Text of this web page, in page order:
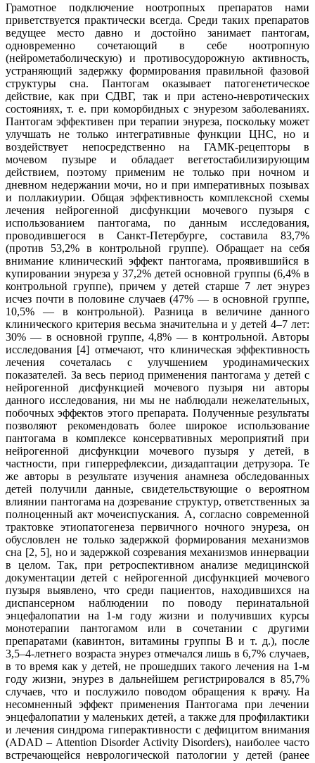
Грамотное подключение ноотропных препаратов нами
приветствуется практически всегда. Среди таких препаратов
ведущее место давно и достойно занимает пантогам,
одновременно сочетающий в себе ноотропную
(нейрометаболическую) и противосудорожную активность,
устраняющий задержку формирования правильной фазовой
структуры сна. Пантогам оказывает патогенетическое
действие, как при СДВГ, так и при астено-невротических
состояниях, т. е. при коморбидных с энурезом заболеваниях.
Пантогам эффективен при терапии энуреза, поскольку может
улучшать не только интегративные функции ЦНС, но и
воздействует непосредственно на ГАМК-рецепторы в
мочевом пузыре и обладает вегетостабилизирующим
действием, поэтому применим не только при ночном и
дневном недержании мочи, но и при императивных позывах
и поллакиурии. Общая эффективность комплексной схемы
лечения нейрогенной дисфункции мочевого пузыря с
использованием пантогама, по данным исследования,
проводившегося в Санкт-Петербурге, составила 83,7%
(против 53,2% в контрольной группе). Обращает на себя
внимание клинический эффект пантогама, проявившийся в
купировании энуреза у 37,2% детей основной группы (6,4% в
контрольной группе), причем у детей старше 7 лет энурез
исчез почти в половине случаев (47% — в основной группе,
10,5% — в контрольной). Разница в величине данного
клинического критерия весьма значительна и у детей 4–7 лет:
30% — в основной группе, 4,8% — в контрольной. Авторы
исследования [4] отмечают, что клиническая эффективность
лечения сочеталась с улучшением уродинамических
показателей. За весь период применения пантогама у детей с
нейрогенной дисфункцией мочевого пузыря ни авторы
данного исследования, ни мы не наблюдали нежелательных,
побочных эффектов этого препарата. Полученные результаты
позволяют рекомендовать более широкое использование
пантогама в комплексе консервативных мероприятий при
нейрогенной дисфункции мочевого пузыря у детей, в
частности, при гиперрефлексии, дизадаптации детрузора. Те
же авторы в результате изучения анамнеза обследованных
детей получили данные, свидетельствующие о вероятном
влиянии пантогама на дозревание структур, ответственных за
полноценный акт мочеиспускания. А, согласно современной
трактовке этиопатогенеза первичного ночного энуреза, он
обусловлен не только задержкой формирования механизмов
сна [2, 5], но и задержкой созревания механизмов иннервации
в целом. Так, при ретроспективном анализе медицинской
документации детей с нейрогенной дисфункцией мочевого
пузыря выявлено, что среди пациентов, находившихся на
диспансерном наблюдении по поводу перинатальной
энцефалопатии на 1-м году жизни и получивших курсы
монотерапии пантогамом или в сочетании с другими
препаратами (кавинтон, витамины группы В и т. д.), после
3,5–4-летнего возраста энурез отмечался лишь в 6,7% случаев,
в то время как у детей, не прошедших такого лечения на 1-м
году жизни, энурез в дальнейшем регистрировался в 85,7%
случаев, что и послужило поводом обращения к врачу. На
несомненный эффект применения Пантогама при лечении
энцефалопатии у маленьких детей, а также для профилактики
и лечения синдрома гиперактивности с дефицитом внимания
(ADAD – Attention Disorder Activity Disorders), наиболее часто
встречающейся неврологической патологии у детей (ранее